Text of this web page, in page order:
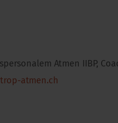
Atmen IIBP,
atmen.ch